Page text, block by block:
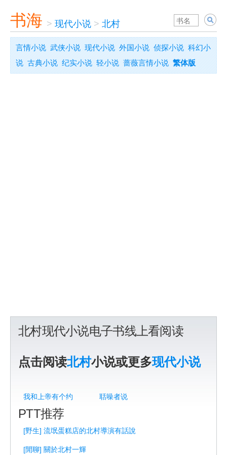
书海 > 现代小说 > 北村
言情小说 武侠小说 现代小说 外国小说 侦探小说 科幻小
说 古典小说 纪实小说 轻小说 蔷薇言情小说 繁体版
北村现代小说电子书线上看阅读
点击阅读北村小说或更多现代小说
我和上帝有个约 聒噪者说
PTT推荐
[野生] 流氓蛋糕店的北村導演有話說
[閒聊] 關於北村一輝